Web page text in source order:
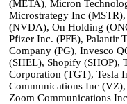
(META), Micron
Microstrategy Inc
(NVDA), On Holding
Pfizer Inc. (PFE), Palantir
Company (PG), Invesco
(SHEL), Shopify (SHOP),
Corporation (TGT), Tesla
Communications Inc
Zoom Communications